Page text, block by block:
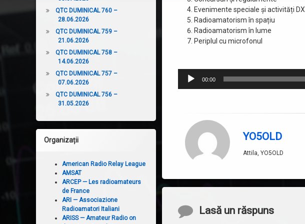
Evenimente speciale și activități DX
Radioamatorism în spațiu
Radioamatorism în lume
Periplul cu microfonul
Player
audio
00:00
YO5OLD
Attila, YO5OLD
Comentarii
Lasă un răspuns
QTC DUMINICAL 760 –
28.06.2026
QTC DUMINICAL 759 –
21.06.2026
QTC DUMINICAL 758 –
14.06.2026
QTC DUMINICAL 757 –
07.06.2026
QTC DUMINICAL 756 –
31.05.2026
Organizații
American Radio Relay League
AMSAT
ARCEP — Les radioamateurs
de France
ARI — Associazione
Radioamatori Italiani
ARISS — Amateur Radio on